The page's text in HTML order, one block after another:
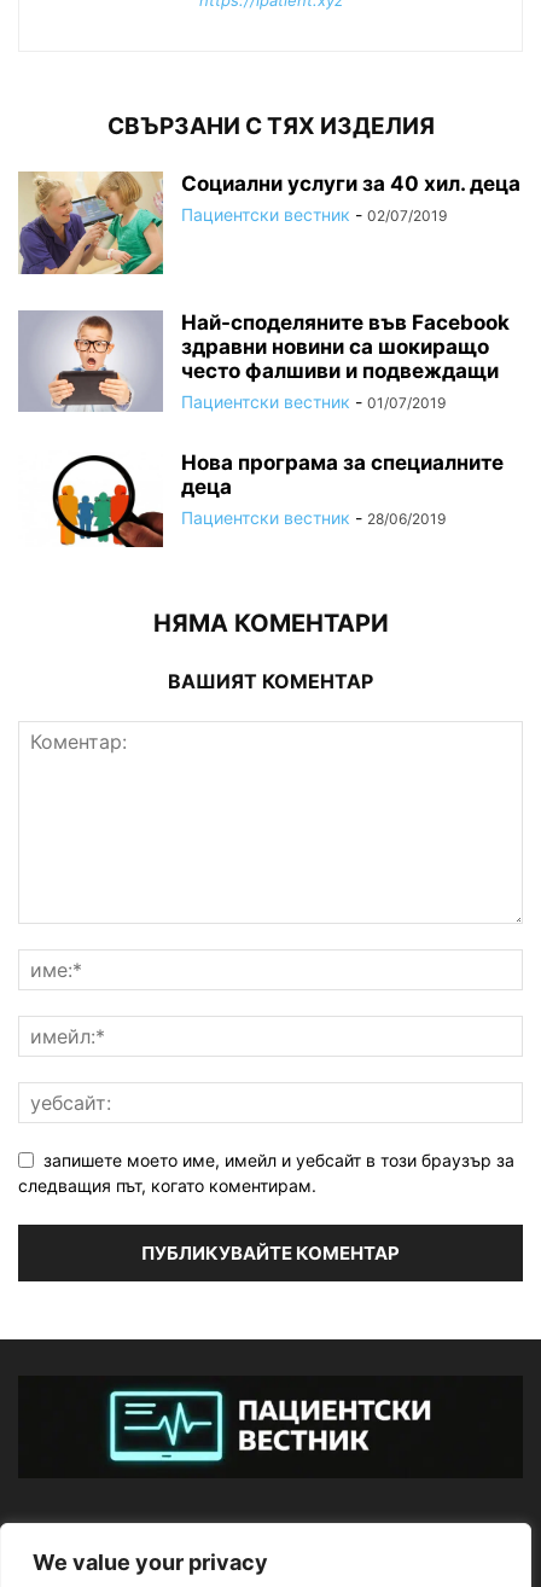
We value your privacy
СВЪРЗАНИ С ТЯХ ИЗДЕЛИЯ
Социални услуги за 40 хил. деца
Пациентски вестник - 02/07/2019
Най-споделяните във Facebook
здравни новини са шокиращо
често фалшиви и подвеждащи
Пациентски вестник - 01/07/2019
Нова програма за специалните
деца
Пациентски вестник - 28/06/2019
НЯМА КОМЕНТАРИ
ВАШИЯТ КОМЕНТАР
запишете моето име, имейл и уебсайт в този браузър за
следващия път, когато коментирам.